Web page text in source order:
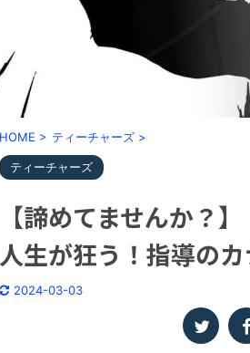
HOME > ティーチャーズ >
ティーチャーズ
【諦めてませんか？
人生が狂う！指導の
2024-03-03